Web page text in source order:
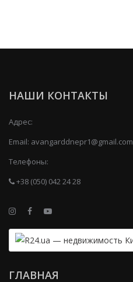
НАШИ КОНТАКТЫ
Адрес:
Email: avangarddnepr1@gmail.com
Телефоны:
+38 (050) 042 24 28
ГЛАВНАЯ